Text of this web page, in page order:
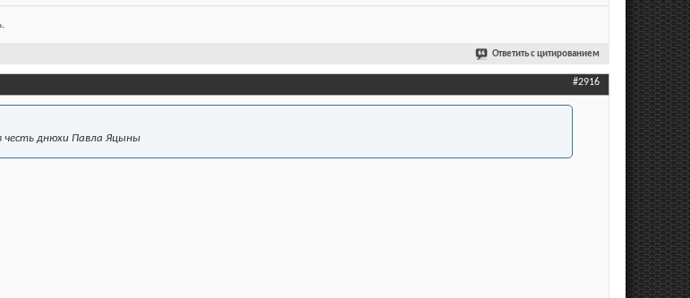
Ответить с цитированием
#2916
честь днюхи Павла Яцыны